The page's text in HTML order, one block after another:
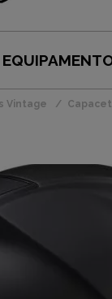
Vintage